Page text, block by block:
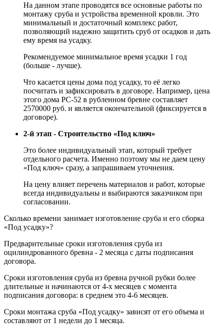
На данном этапе проводятся все основные работы по
монтажу сруба и устройства временной кровли. Это
минимальный и достаточный комплекс работ,
позволяющий надежно защитить сруб от осадков и дать
ему время на усадку.
Рекомендуемое минимальное время усадки 1 год
(больше - лучше).
Что касается цены дома под усадку, то её легко
посчитать и зафиксировать в договоре. Например, цена
этого дома РС-52 в рубленном бревне составляет
2570000 руб. и является окончательной (фиксируется в
договоре).
2-й этап - Строительство «Под ключ»
Это более индивидуальный этап, который требует
отдельного расчета. Именно поэтому мы не даем цену
«Под ключ» сразу, а запрашиваем уточнения.
На цену влияет перечень материалов и работ, которые
всегда индивидуальны и выбираются заказчиком при
согласовании.
Сколько времени занимает изготовление сруба и его сборка
«Под усадку»?
Предварительные сроки изготовления сруба из
оцилиндрованного бревна - 2 месяца с даты подписания
договора.
Сроки изготовления сруба из бревна ручной рубки более
длительные и начинаются от 4-х месяцев с момента
подписания договора: в среднем это 4-6 месяцев.
Сроки монтажа сруба «Под усадку» зависят от его объема и
составляют от 1 недели до 1 месяца.